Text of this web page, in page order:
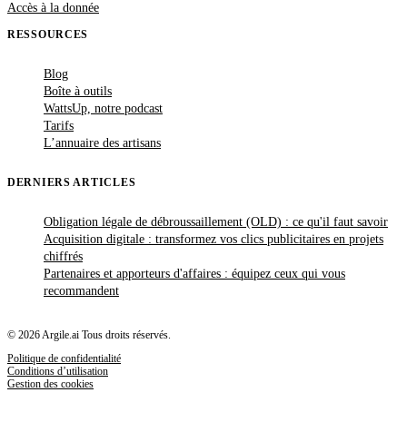
Accès à la donnée
RESSOURCES
Blog
Boîte à outils
WattsUp, notre podcast
Tarifs
L’annuaire des artisans
DERNIERS ARTICLES
Obligation légale de débroussaillement (OLD) : ce qu'il faut savoir
Acquisition digitale : transformez vos clics publicitaires en projets
chiffrés
Partenaires et apporteurs d'affaires : équipez ceux qui vous
recommandent
© 2026 Argile.ai Tous droits réservés.
Politique de confidentialité
Conditions d’utilisation
Gestion des cookies